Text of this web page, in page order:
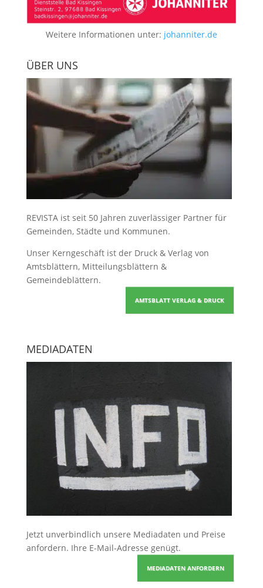
Weitere Informationen unter: johanniter.de
ÜBER UNS
REVISTA ist seit 50 Jahren zuverlässiger Partner für
Gemeinden, Städte und Kommunen.
Unser Kerngeschäft ist der Druck & Verlag von
Amtsblättern, Mitteilungsblättern &
Gemeindeblättern.
AMTSBLATT VERLAG & DRUCK
MEDIADATEN
Jetzt unverbindlich unsere Mediadaten und Preise
anfordern. Ihre E-Mail-Adresse genügt.
MEDIADATEN ANFORDERN